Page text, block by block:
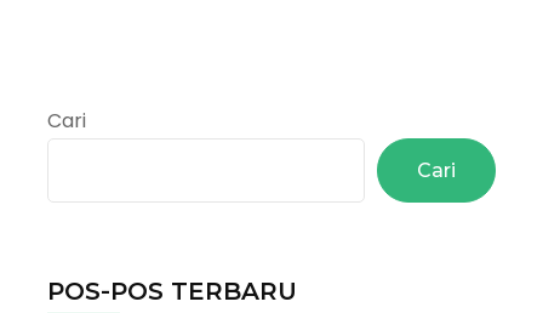
Cari
Cari
POS-POS TERBARU